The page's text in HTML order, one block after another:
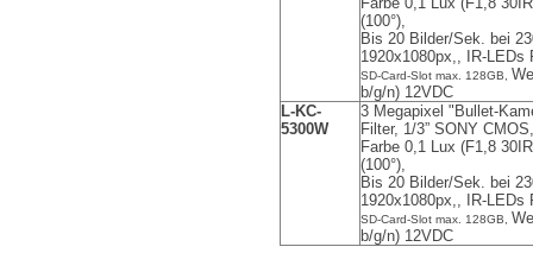
(100°),
Bis 20 Bilder/Sek. bei
1920x1080px,,
IR-
SD-Card-Slot max. 128GB,
b/g/n) 12VDC
L-KC-
5300W
3 Megapixel "Bullet-
Filter, 1/3” SONY
Farbe 0,1 Lux (F1,8
(100°),
Bis 20 Bilder/Sek. bei
1920x1080px,,
IR-
SD-Card-Slot max. 128GB,
b/g/n) 12VDC